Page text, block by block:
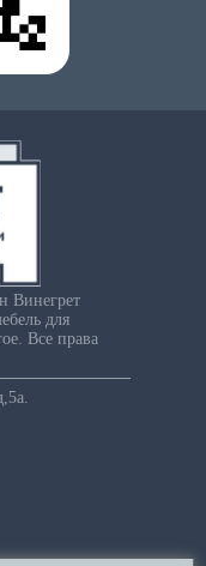
Винегрет
для
Все права